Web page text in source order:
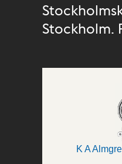
Stockholm.
K A